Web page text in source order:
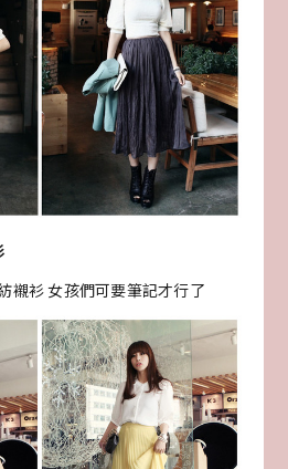
襯衫 女孩們可要筆記才行了